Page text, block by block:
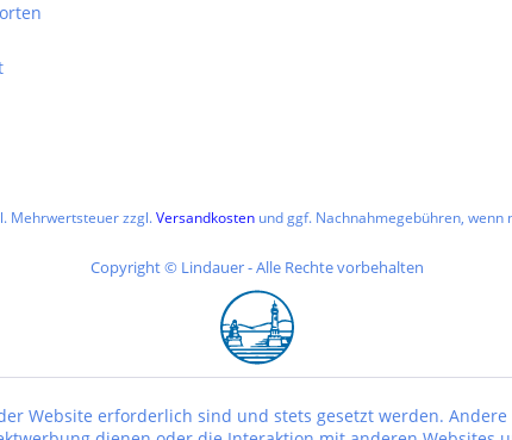
Mehrwertsteuer zzgl.Versandkostenund ggf. Nachnahmegebühren, wenn
Copyright © Lindauer - Alle Rechte vorbehalten
Website erforderlich sind und stets gesetzt werden. Andere